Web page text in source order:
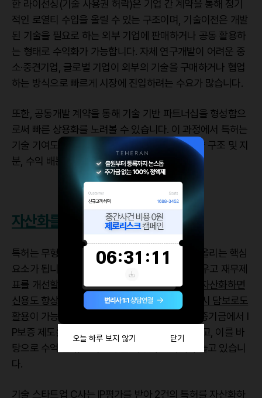
한 라이선싱(기술 사용권 허락)은 기업 간 계약을 통해 정기
적인 로열티 수입을 올릴 수 있는 구조이며, 기술이전은 개발
된 기술을 필요로 하는 외부 기업에 판매하거나 공동 활용하
는 형태로 수익화가 가능합니다. 자체 연구개발이 어려운 중
소·중견기업, 글로벌 기업이 외부의 기술을 구매하거나 협업
하는 방식으로 빠르게 시장에 진입하려는 수요가 많습니다.
또한, 공동개발 계약을 통해 기술 기반 파트너십을 형성함으
로써 빠른 상용화를 노려볼 수 있습니다. 이 과정에서 특허는
기술 기여도를 명확히 제시하는 기준이 되어 계약 구조 및 지
분, 수익 배분의 공정성을 확보해 주죠.
자산화를 통한 기업가치 상승의 길
특허는 무형자산으로 계상되어 기업가치를 끌어올리는 핵심
요소가 됩니다. 이를 통해 기업은 자산 규모를 키우고 재무제
표를 개선할 수 있죠. 중소기업의 경우특허권을 자산화하면
신용도 향상은 물론, 투자 유치나 금융기관 대출 시 담보로도
활용이 가능해집니다. 기술보증기금이나 신용보증기금에서 I
P보증 제도를 통해 기술의 경제적 가치를 평가하고, 이를 바
탕으로 수억 원 규모의 보증을 제공하는 사례가 늘고 있습니
다.
기술 스타트업 C사는 IP평가를 받아 2건의 특허를 자산화하